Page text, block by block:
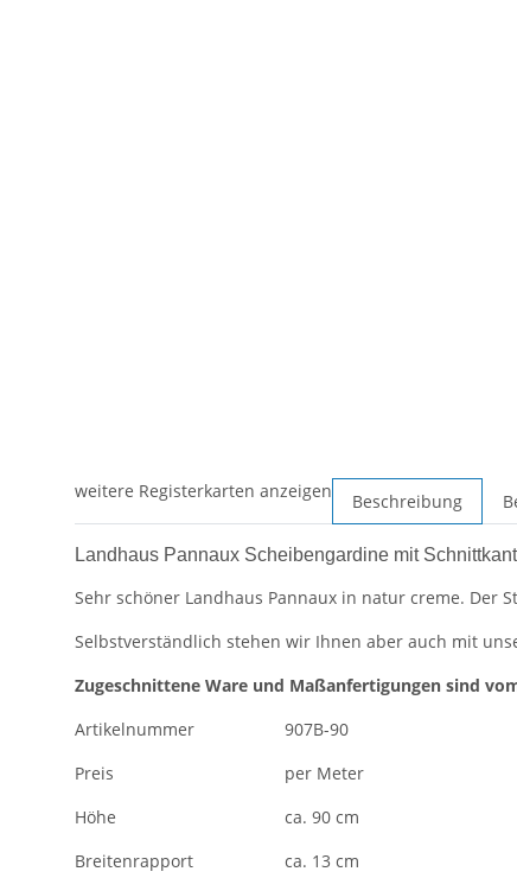
weitere Registerkarten anzeigen Beschreibung
Landhaus Pannaux Scheibengardine mit
Sehr schöner Landhaus Pannaux in natur creme. Der
Selbstverständlich stehen wir Ihnen aber auch mit
Zugeschnittene Ware und Maßanfertigungen sind
Artikelnummer
907B-90
Preis
per Meter
Höhe
ca. 90 cm
Breitenrapport
ca. 13 cm